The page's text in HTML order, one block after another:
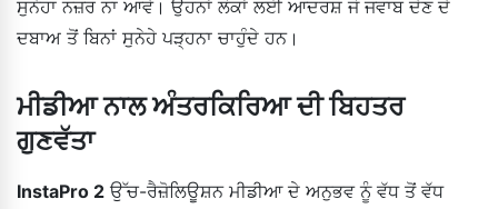
ਸੁਨੇਹਾ ਨਜ਼ਰ ਨਾ ਆਵੇ। ਉਹਨਾਂ ਲੋਕਾਂ ਲਈ ਆਦਰਸ਼ ਜੋ ਜਵਾਬ ਦੇਣ ਦੇ
ਦਬਾਅ ਤੋਂ ਬਿਨਾਂ ਸੁਨੇਹੇ ਪੜ੍ਹਨਾ ਚਾਹੁੰਦੇ ਹਨ।
ਮੀਡੀਆ ਨਾਲ ਅੰਤਰਕਿਰਿਆ ਦੀ ਬਿਹਤਰ
ਗੁਣਵੱਤਾ
InstaPro 2 ਉੱਚ-ਰੈਜ਼ੋਲਿਊਸ਼ਨ ਮੀਡੀਆ ਦੇ ਅਨੁਭਵ ਨੂੰ ਵੱਧ ਤੋਂ ਵੱਧ